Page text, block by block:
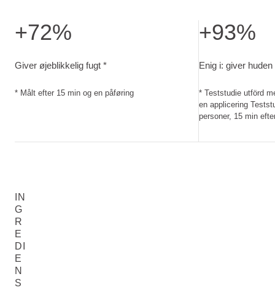
+72%
Giver øjeblikkelig fugt *
* Målt efter 15 min og en påføring
+93%
Enig i: giver
* Teststudie utförd
en applicering
personer, 15 min
IN
G
R
E
DI
E
N
S